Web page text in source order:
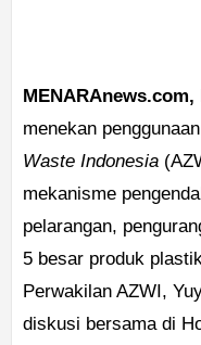
menekan
Waste Indonesia
mekanisme
pelarangan,
5 besar produk
Perwakilan AZWI,
diskusi bersama di